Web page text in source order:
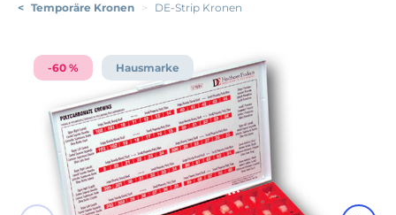
< Temporäre Kronen > DE-Strip Kronen
-60 % Hausmarke